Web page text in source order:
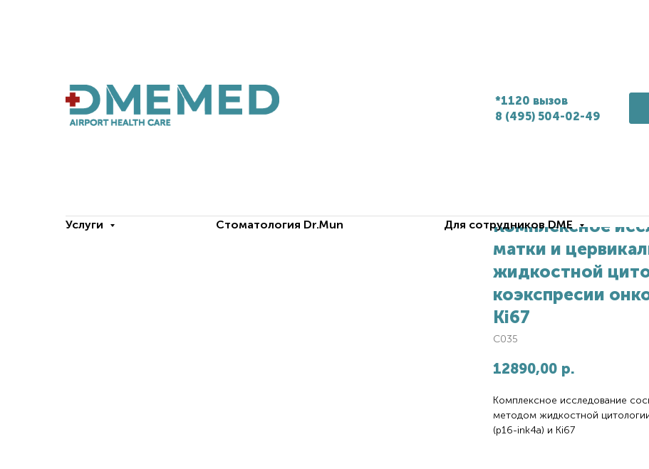
*1120 вызов
8 (495) 504-02-49
Услуги Стоматология Dr.Mun Для сотрудников DME
Комплексное
матки и
жидкостной
коэкспресии
Ki67
C035
12890,00 р.
Комплексное исследование
методом жидкостной
(р16-ink4a) и Ki67